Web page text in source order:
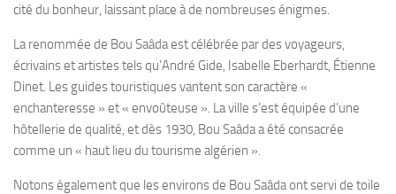
cité du bonheur, laissant place à de nombreuses énigmes.
La renommée de Bou Saâda est célébrée par des voyageurs,
écrivains et artistes tels qu’André Gide, Isabelle Eberhardt, Étienne
Dinet. Les guides touristiques vantent son caractère «
enchanteresse » et « envoûteuse ». La ville s’est équipée d’une
hôtellerie de qualité, et dès 1930, Bou Saâda a été consacrée
comme un « haut lieu du tourisme algérien ».
Notons également que les environs de Bou Saâda ont servi de toile